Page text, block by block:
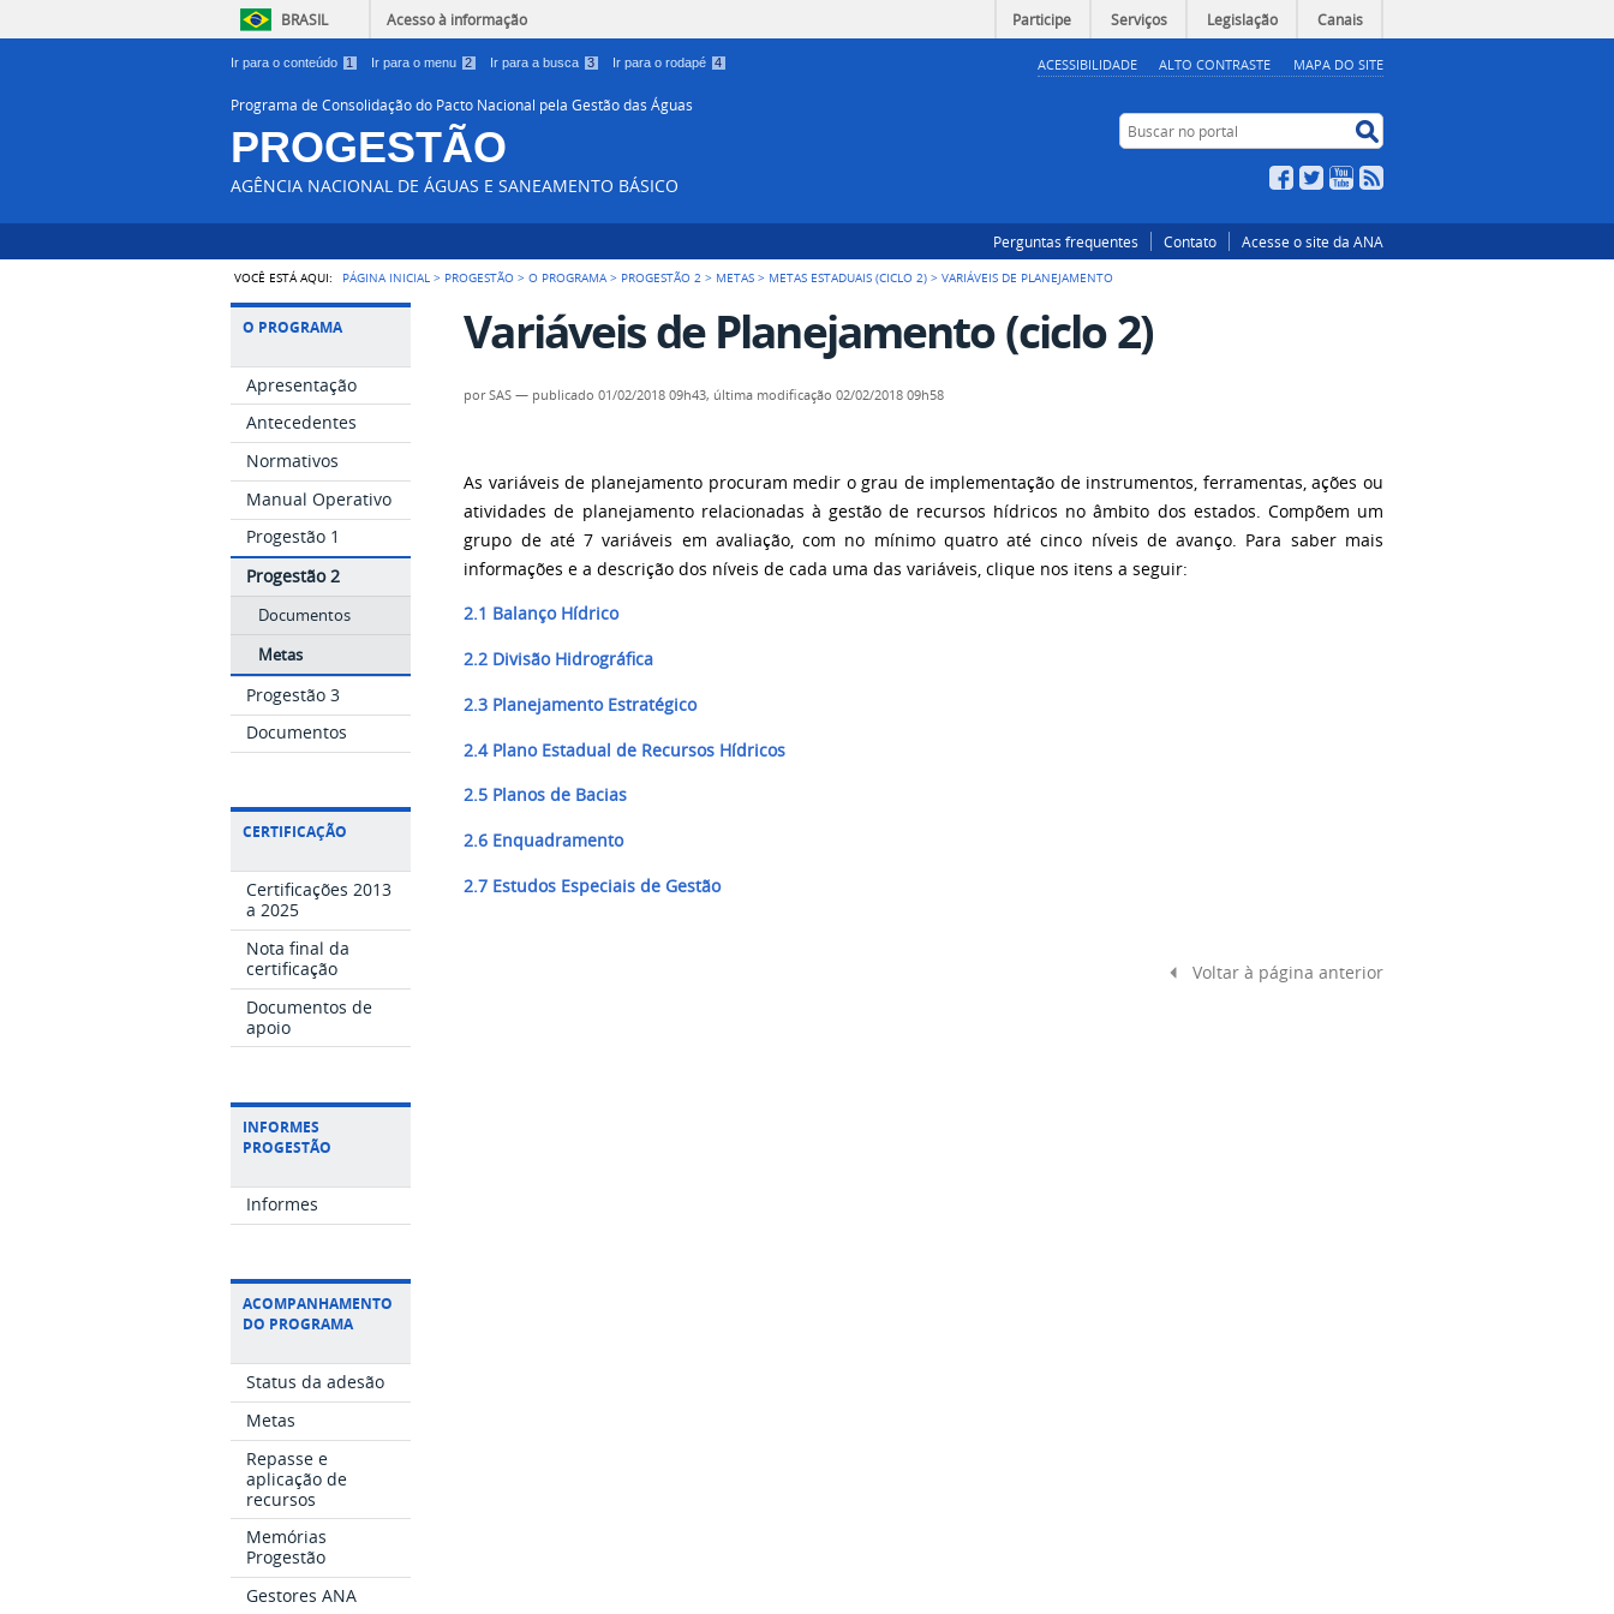
BRASIL Acesso à informação Participe Serviços Legislação Canais
Ir para o conteúdo 1 Ir para o menu 2 Ir para a busca 3 Ir para o rodapé 4 ACESSIBILIDADE ALTO CONTRASTE MAPA DO SITE
Programa de Consolidação do Pacto Nacional pela Gestão das Águas
PROGESTÃO
AGÊNCIA NACIONAL DE ÁGUAS E SANEAMENTO BÁSICO
Buscar no portal
Facebook
TwitterYouTube
Perguntas frequentes Contato Acesse o site da ANA
VOCÊ ESTÁ AQUI: PÁGINA INICIAL > PROGESTÃO >O PROGRAMA > PROGESTÃO 2 > METAS > METAS ESTADUAIS (CICLO 2) >VARIÁVEIS DE PLANEJAMENTO
O PROGRAMA
Apresentação
Antecedentes
Normativos
Manual Operativo
Progestão 1
Progestão 2
Documentos
Metas
Progestão 3
Documentos
CERTIFICAÇÃO
Certificações 2013
a 2025
Nota final da
certificação
Documentos de
apoio
INFORMES
PROGESTÃO
Informes
ACOMPANHAMENTO
DO PROGRAMA
Status da adesão
Metas
Repasse e
aplicação de
recursos
Memórias
Progestão
Gestores ANA
Variáveis de Planejamento (ciclo 2)
porSAS — publicado 01/02/2018 09h43, última modificação 02/02/2018 09h58
As variáveis de planejamento procuram medir o grau de implementação de instrumentos, ferramentas, ações ou
atividades de planejamento relacionadas à gestão de recursos hídricos no âmbito dos estados. Compõem um
grupo de até 7 variáveis em avaliação, com no mínimo quatro até cinco níveis de avanço. Para saber mais
informações e a descrição dos níveis de cada uma das variáveis, clique nos itens a seguir:
2.1 Balanço Hídrico
2.2 Divisão Hidrográfica
2.3 Planejamento Estratégico
2.4 Plano Estadual de Recursos Hídricos
2.5 Planos de Bacias
2.6 Enquadramento
2.7 Estudos Especiais de Gestão
Voltar à página anterior